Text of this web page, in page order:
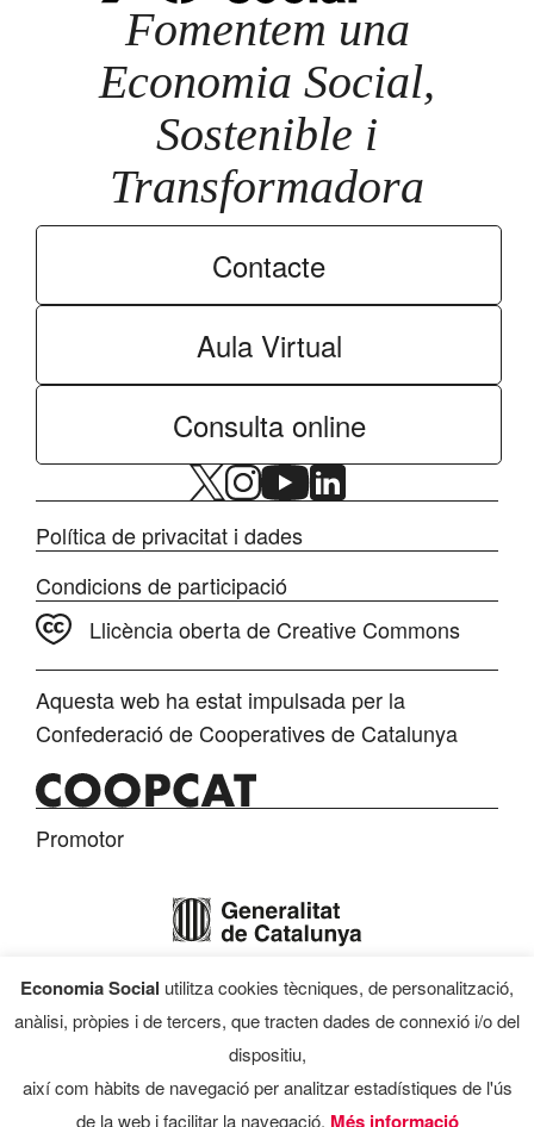
Fomentem una
Economia Social,
Sostenible i
Transformadora
Contacte
Aula Virtual
Consulta online
Política de privacitat i dades
Condicions de participació
Llicència oberta de Creative Commons
Aquesta web ha estat impulsada per la
Confederació de Cooperatives de Catalunya
Promotor
Finançament
Economia Social utilitza cookies tècniques, de personalització,
anàlisi, pròpies i de tercers, que tracten dades de connexió i/o del
dispositiu,
així com hàbits de navegació per analitzar estadístiques de l'ús
de la web i facilitar la navegació. Més informació